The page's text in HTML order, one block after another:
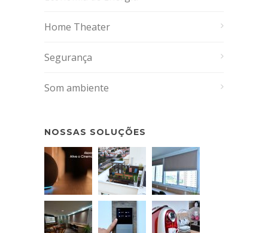
Home Theater
Segurança
Som ambiente
NOSSAS SOLUÇÕES